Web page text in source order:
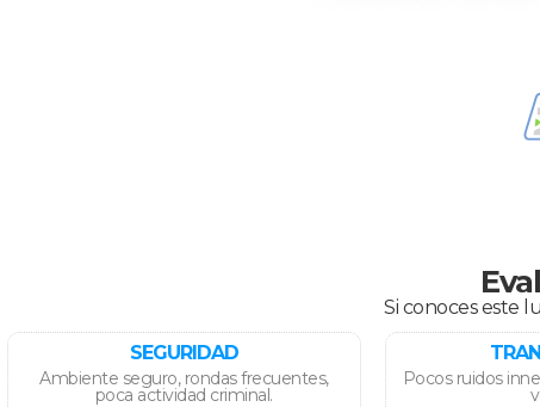
Si conoces este
SEGURIDAD
Ambiente seguro, rondas frecuentes,
poca actividad criminal.
Pocos ruidos